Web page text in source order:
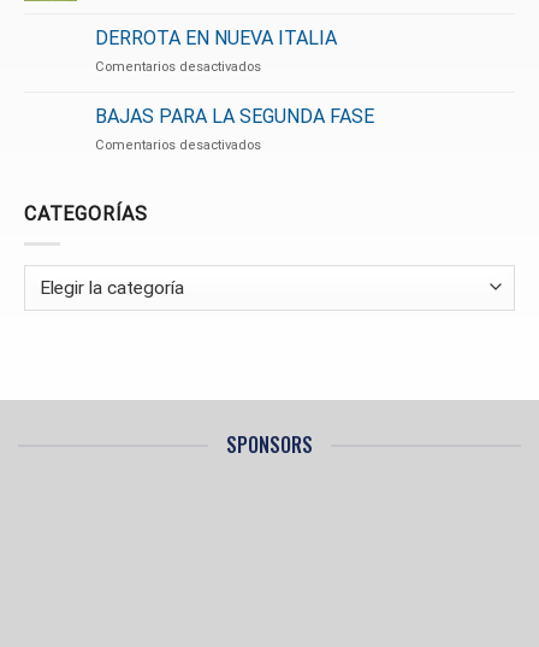
DERROTA EN NUEVA ITALIA
Comentarios desactivadosen
EN
NUEVA
ITALIA
BAJAS PARA LA SEGUNDA FASE
Comentarios desactivadosen
CATEGORÍAS
Categorías
SPONSORS